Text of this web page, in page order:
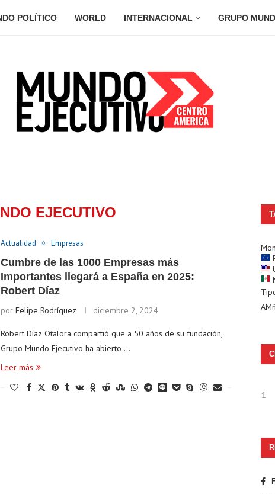
POLÍTICO WORLD INTERNACIONAL GRUPO
EJECUTIVO
Actualidad Empresas
Cumbre de las 1000 Empresas más
Importantes llegará a España en 2025:
Robert Díaz
por Felipe Rodríguez diciembre 2, 2024
Robert Díaz Otalora compartió que a 50 años de su fundación,
Grupo Mundo Ejecutivo ha abierto …
Leer más
$ 1,915.64 Tether $ 0.999431 BNB